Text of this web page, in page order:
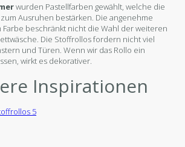
wurden Pastellfarben gewählt, welche die
Ausruhen bestärken. Die angenehme
beschränkt nicht die Wahl der weiteren
Die Stoffrollos fordern nicht viel
und Türen. Wenn wir das Rollo ein
wirkt es dekorativer.
Inspirationen